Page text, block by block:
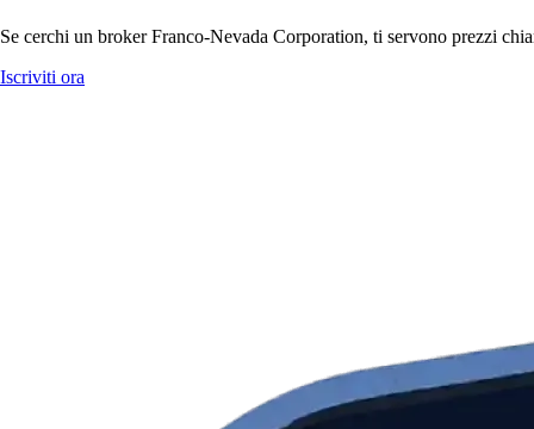
Se cerchi un broker Franco-Nevada Corporation, ti servono prezzi
Iscriviti ora